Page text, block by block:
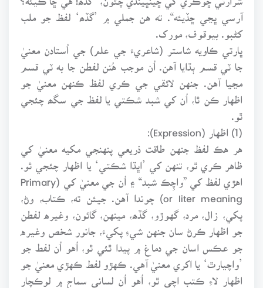
آرسي ڀڃي ڇڏيئه“. ته هن جملي ۾ ’گڏھ‘ لفظ جو ملب
کڻبو. بيوقوف، مورک.
ڀارتي ڪاويه شاستر (شاعريءَ جي علم) جي اُستادن معنيٰ
جا ٽي قسم ٻڌايا آهن. اُن موجب هُنن لفطن جا به ٽي قسم
مڃيا آهن. جنهن لائقي جي ڪري لفظ ڪنهن معنيٰ جو
اظهار ڪن ٿا، اُن کي شبد شڪتي يا لفظ جي سگھ چئجي
ٿو.
(1) اظهار (Expression):
هر هڪ لفظ جنهن طاقت ذريعي پنهنجي مکيه معنيٰ کي
ظاهر ڪري ٿو، تنهن کي ’اڀڌا شڪتي‘ يا اظهار چئجي ٿو.
اهڙي لفظ کي ”واچِڪ شبد“ ۽ اُن جي معنيٰ کي (Primary
or liter meaning) چوندا آهن. جيئن ته، ڪتاب، وڻ،
پکي، زال، مرد، گهوڙو، گڏھ، مينهن، گائون، وغيره لفطن
جو اظهار ڪرڻ سان جنهن شيءِ پکيءَ، جانور شخص وغيره
جو عڪس اسان جي دماغ ۾ پيدا ٿئي ٿو، اُهو اُن لفط جو
’واچيارٿ‘ يا اکري معنيٰ آهي. ڪهڙو لفط ڪهڙي معنيٰ جو
اظهار لاءِ ڪتب اچي ٿو، اُهو اُن لساني سماج ۾ لوڪچار